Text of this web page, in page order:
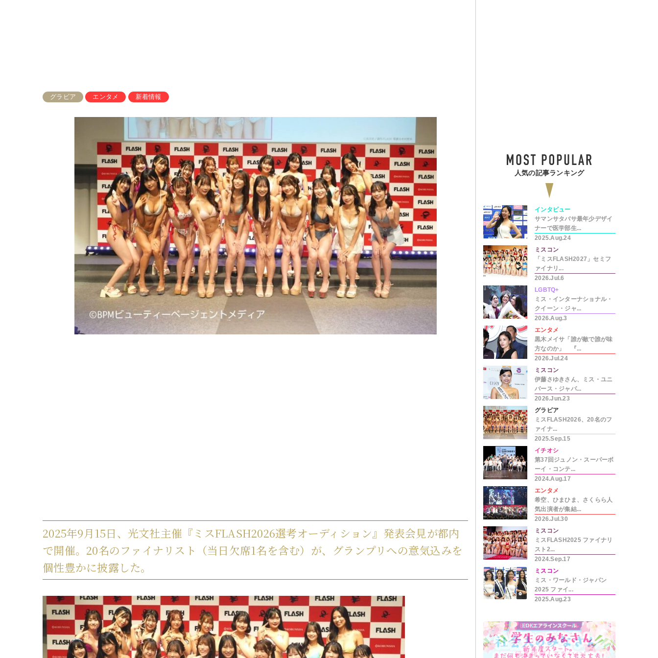
グラビア エンタメ 新着情報
2025年9月15日、光文社主催『ミスFLASH2026選考オーディション』発表会見が都内
で開催。20名のファイナリスト（当日欠席1名を含む）が、グランプリへの意気込みを
個性豊かに披露した。
人気の記事ランキング
インタビュー
サマンサタバサ最年少デザイ
ナーで医学部生...
2025.Aug.24
ミスコン
「ミスFLASH2027」セミフ
ァイナリ...
2026.Jul.6
LGBTQ+
ミス・インターナショナル・
クイーン・ジャ...
2026.Aug.3
エンタメ
黒木メイサ「誰が敵で誰が味
方なのか」 『...
2026.Jul.24
ミスコン
伊藤さゆきさん、ミス・ユニ
バース・ジャパ...
2026.Jun.23
グラビア
ミスFLASH2026、20名のフ
ァイナ...
2025.Sep.15
イチオシ
第37回ジュノン・スーパーボ
ーイ・コンテ...
2024.Aug.17
エンタメ
希空、ひまひま、さくらら人
気出演者が集結...
2026.Jul.30
ミスコン
ミスFLASH2025 ファイナリ
スト2...
2024.Sep.17
ミスコン
ミス・ワールド・ジャパン
2025 ファイ...
2025.Aug.23